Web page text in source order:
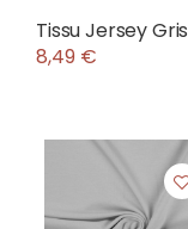
Tissu Jersey Gris
8,49 €